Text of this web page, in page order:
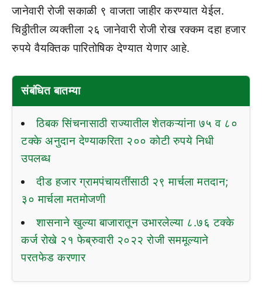
जानेवारी रोजी सकाळी ९ वाजता जाहीर करण्यात येईल.
चिठ्ठीतील व्यक्तीला २६ जानेवारी रोजी रोख रक्कम दहा हजार
रुपये वैयक्तिक पारितोषिक देण्यात येणार आहे.
संबंधित बातम्या
ठिबक सिंचनासाठी राज्यातील शेतकऱ्यांना ७५ व ८०
टक्के अनुदान देण्याकरिता २०० कोटी रुपये निधी
उपलब्ध
दीड हजार ग्रामपंचायतींसाठी २९ मार्चला मतदान;
३० मार्चला मतमोजणी
शासनाने खुल्या बाजारातून उभारलेल्या ८.७६ टक्के
कर्ज रोखे २१ फेब्रुवारी २०२२ रोजी सममूल्याने
परतफेड करणार